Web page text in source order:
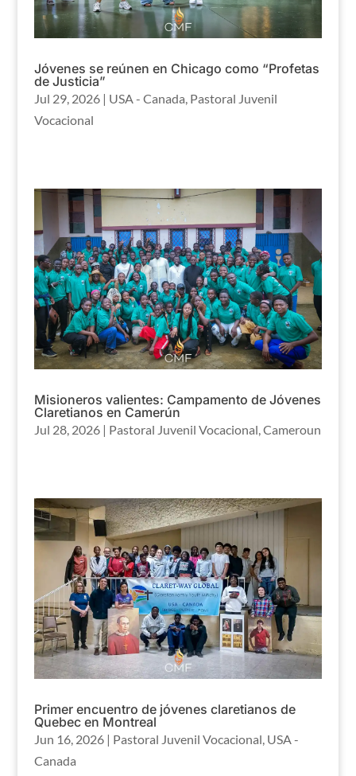
Jóvenes se reúnen en Chicago como “Profetas
de Justicia”
Jul 29, 2026| USA - Canada, Pastoral Juvenil
Vocacional
Misioneros valientes: Campamento de Jóvenes
Claretianos en Camerún
Jul 28, 2026| Pastoral Juvenil Vocacional,Cameroun
Primer encuentro de jóvenes claretianos de
Quebec en Montreal
Jun 16, 2026| Pastoral Juvenil Vocacional USA -
Canada